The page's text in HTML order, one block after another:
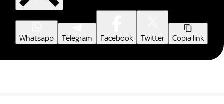
Whatsapp Telegram Facebook Twitter Copia link